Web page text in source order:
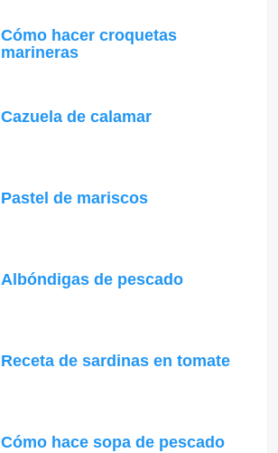
Cómo hacer croquetas
marineras
Cazuela de calamar
Pastel de mariscos
Albóndigas de pescado
Receta de sardinas en tomate
Cómo hace sopa de pescado